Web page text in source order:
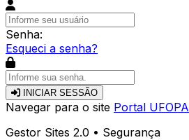
Senha:
Esqueci a senha?
INICIAR SESSÃO
Navegar para o site Portal UFOPA
Gestor Sites 2.0 • Segurança